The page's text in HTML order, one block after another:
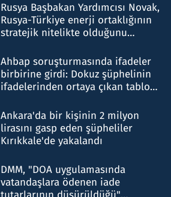
Rusya Başbakan Yardımcısı Novak,
Rusya-Türkiye enerji ortaklığının
stratejik nitelikte olduğunu
Ahbap soruşturmasında ifadeler
birbirine girdi: Dokuz şüphelinin
ifadelerinden ortaya çıkan tablo
Ankara'da bir kişinin 2 milyon
lirasını gasp eden şüpheliler
Kırıkkale'de yakalandı
DMM, "DOA uygulamasında
vatandaşlara ödenen iade